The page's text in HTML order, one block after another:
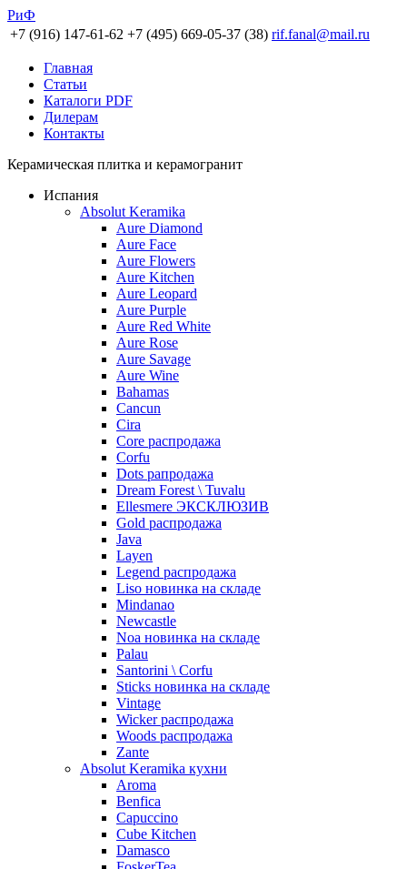
РиФ
+7 (916) 147-61-62 +7 (495) 669-05-37 (38) rif.fanal@mail.ru
Главная
Статьи
Каталоги PDF
Дилерам
Контакты
Керамическая плитка и керамогранит
Испания
Absolut Keramika
Aure Diamond
Aure Face
Aure Flowers
Aure Kitchen
Aure Leopard
Aure Purple
Aure Red White
Aure Rose
Aure Savage
Aure Wine
Bahamas
Cancun
Cira
Core распродажа
Corfu
Dots рапродажа
Dream Forest \ Tuvalu
Ellesmere ЭКСКЛЮЗИВ
Gold распродажа
Java
Layen
Legend распродажа
Liso новинка на складе
Mindanao
Newcastle
Noa новинка на складе
Palau
Santorini \ Corfu
Sticks новинка на складе
Vintage
Wicker распродажа
Woods распродажа
Zante
Absolut Keramika кухни
Aroma
Benfica
Capuccino
Cube Kitchen
Damasco